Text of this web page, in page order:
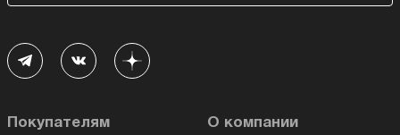
Покупателям О компании